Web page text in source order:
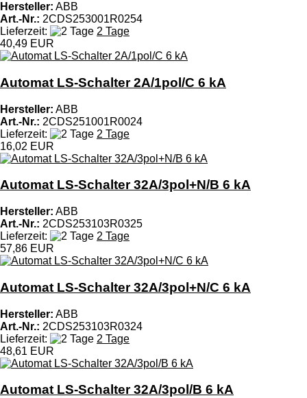
Hersteller: ABB
Art.-Nr.: 2CDS253001R0254
Lieferzeit:
2 Tage
40,49 EUR
Automat LS-Schalter 2A/1pol/C 6 kA
Hersteller: ABB
Art.-Nr.: 2CDS251001R0024
Lieferzeit:
2 Tage
16,02 EUR
Automat LS-Schalter 32A/3pol+N/B 6 kA
Hersteller: ABB
Art.-Nr.: 2CDS253103R0325
Lieferzeit:
2 Tage
57,86 EUR
Automat LS-Schalter 32A/3pol+N/C 6 kA
Hersteller: ABB
Art.-Nr.: 2CDS253103R0324
Lieferzeit:
2 Tage
48,61 EUR
Automat LS-Schalter 32A/3pol/B 6 kA